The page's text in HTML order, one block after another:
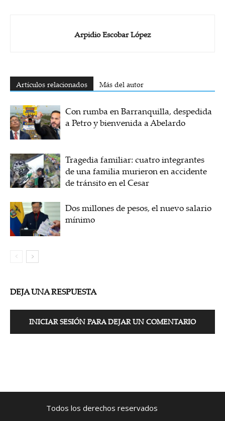
Arpidio Escobar López
Artículos relacionados Más del autor
Con rumba en Barranquilla, despedida
a Petro y bienvenida a Abelardo
Tragedia familiar: cuatro integrantes
de una familia murieron en accidente
de tránsito en el Cesar
Dos millones de pesos, el nuevo salario
mínimo
DEJA UNA RESPUESTA
INICIAR SESIÓN PARA DEJAR UN COMENTARIO
Todos los derechos reservados